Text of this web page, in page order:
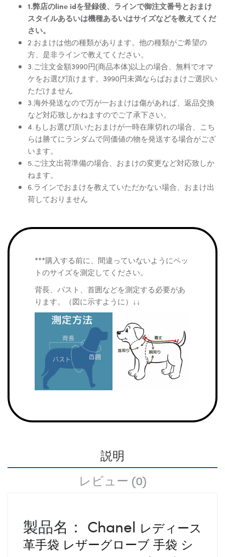
1.弊店のline idを登録後、ラインで御注文番号とおまけ
スタイルあるいは機種あるいはサイズなどを教えてくだ
さい。
2.おまけは他の種類があります。他の種類がご希望の
方、是非ラインで教えてください。
3.ご注文金額3990円(商品本体)以上の場合、無料でオマ
ケをお選び頂けます。3990円未満ならばおまけご選択い
ただけません
3.海外発送なので万が一おまけは傷があれば、返品交換
など対応致しかねますのでご了承下さい。
4.もしお選び頂いたおまけが一時在庫切れの場合、こち
らは勝てにランダムで同価値の物を発送する場合がござ
います。
5.ご注文出荷準備の場合、おまけの変更など対応致しか
ねます。
6.ラインでおまけを教えていただかない場合、おまけ出
荷しておりません
***購入する前に、間違っていないようにペッ
トのサイズを測定してください。
背長、バスト、首囲などを測定する必要があ
ります。（図に示すように）↓↓
説明
レビュー (0)
製品名： Chanel レディース
革手袋 レザーグローブ 手袋 シ